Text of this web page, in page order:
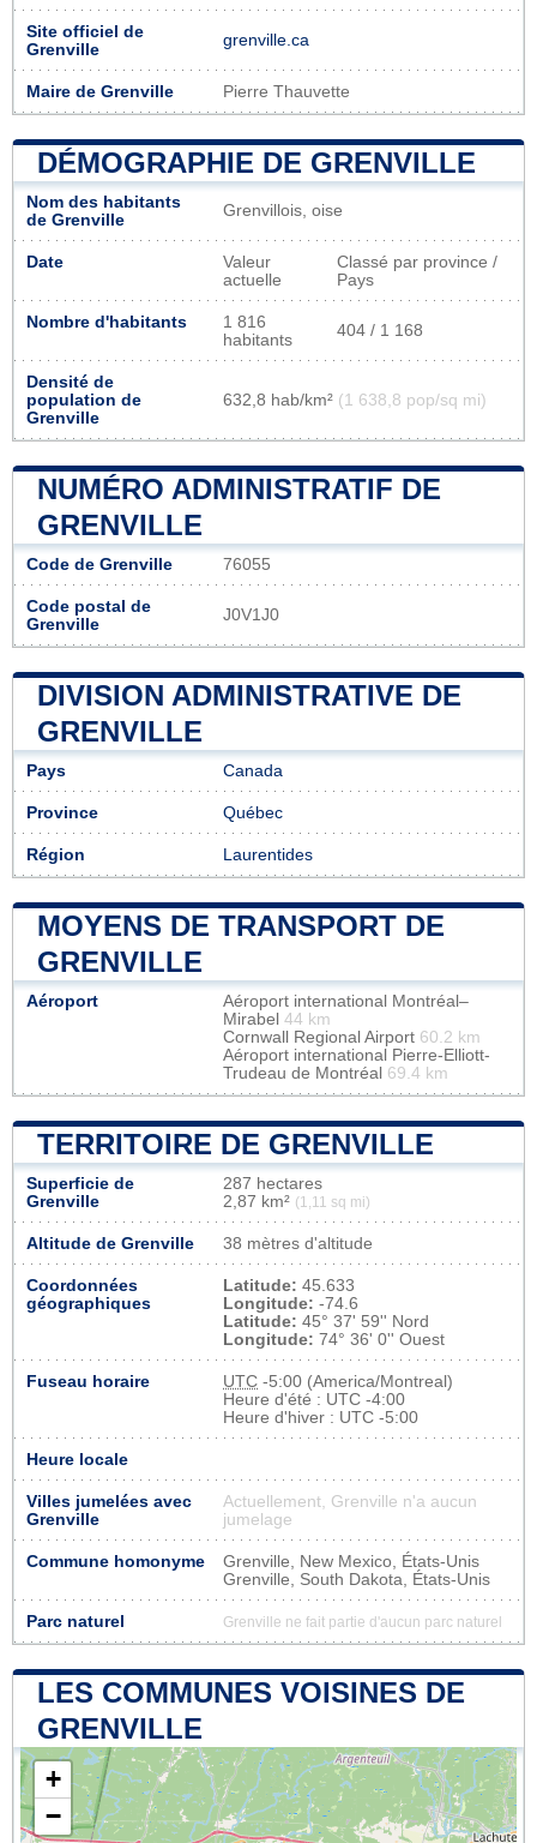
Site officiel de
Grenville
grenville.ca
Maire de Grenville Pierre Thauvette
DÉMOGRAPHIE DE GRENVILLE
Nom des habitants
de Grenville
Grenvillois, oise
Date
Valeur
actuelle
Classé par province /
Pays
Nombre d'habitants
1 816
habitants
404 / 1 168
Densité de
population de
Grenville
632,8 hab/km² (1 638,8 pop/sq mi)
NUMÉRO ADMINISTRATIF DE
GRENVILLE
Code de Grenville 76055
Code postal de
Grenville
J0V1J0
DIVISION ADMINISTRATIVE DE
GRENVILLE
Pays Canada
Province Québec
Région Laurentides
MOYENS DE TRANSPORT DE
GRENVILLE
Aéroport
Aéroport international Montréal–
Mirabel 44 km
Cornwall Regional Airport 60.2 km
Aéroport international Pierre-Elliott-
Trudeau de Montréal 69.4 km
TERRITOIRE DE GRENVILLE
Superficie de
Grenville
287 hectares
2,87 km² (1,11 sq mi)
Altitude de Grenville 38 mètres d'altitude
Coordonnées
géographiques
Latitude: 45.633
Longitude: -74.6
Latitude: 45° 37' 59'' Nord
Longitude: 74° 36' 0'' Ouest
Fuseau horaire UTC -5:00 (America/Montreal)
Heure d'été : UTC -4:00
Heure d'hiver : UTC -5:00
Heure locale
Villes jumelées avec
Grenville
Actuellement, Grenville n'a aucun
jumelage
Commune homonyme
Grenville, New Mexico, États-Unis
Grenville, South Dakota, États-Unis
Parc naturel Grenville ne fait partie d'aucun parc naturel
LES COMMUNES VOISINES DE
GRENVILLE
+
−